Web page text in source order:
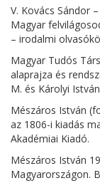
V. Kovács Sándor
Magyar
– irodalmi
Magyar Tudós
alaprajza és
M. és Károlyi
Mészáros István
az 1806-i kiadás
Akadémiai Kiadó.
Mészáros István
Magyarországon.